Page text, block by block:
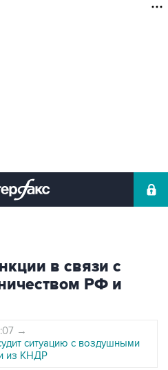
в связи с
РФ и
→
ситуацию с воздушными
из КНДР